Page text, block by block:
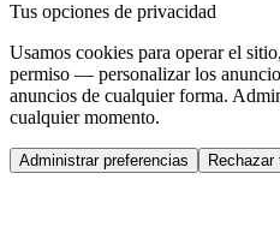
Tus opciones de privacidad
Usamos cookies para operar el
permiso — personalizar los
anuncios de cualquier forma.
cualquier momento.
Administrar preferencias Rechazar